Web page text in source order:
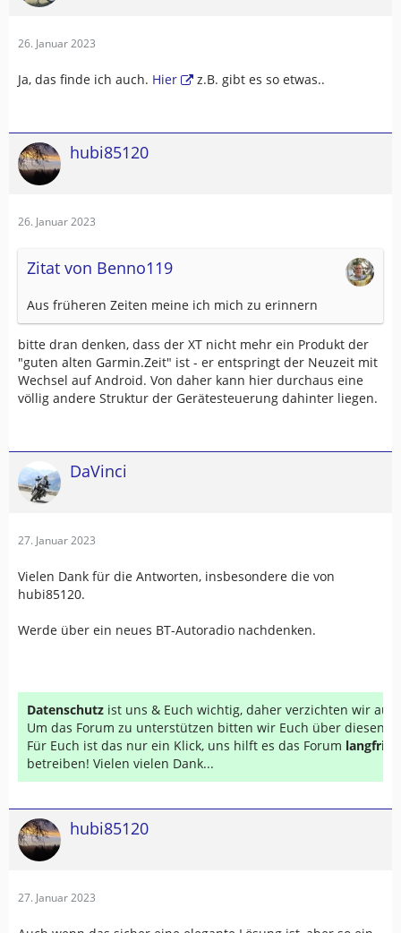
26. Januar 2023
Ja, das finde ich auch. Hier z.B. gibt es so etwas..
hubi85120
26. Januar 2023
Zitat von Benno119
Aus früheren Zeiten meine ich mich zu erinnern
bitte dran denken, dass der XT nicht mehr ein Produkt der
"guten alten Garmin.Zeit" ist - er entspringt der Neuzeit mit
Wechsel auf Android. Von daher kann hier durchaus eine
völlig andere Struktur der Gerätesteuerung dahinter liegen.
DaVinci
27. Januar 2023
Vielen Dank für die Antworten, insbesondere die von
hubi85120.
Werde über ein neues BT-Autoradio nachdenken.
Datenschutz ist uns & Euch wichtig, daher verzichten wir auf
Um das Forum zu unterstützen bitten wir Euch über diesen
Für Euch ist das nur ein Klick, uns hilft es das Forum
betreiben! Vielen vielen Dank...
hubi85120
27. Januar 2023